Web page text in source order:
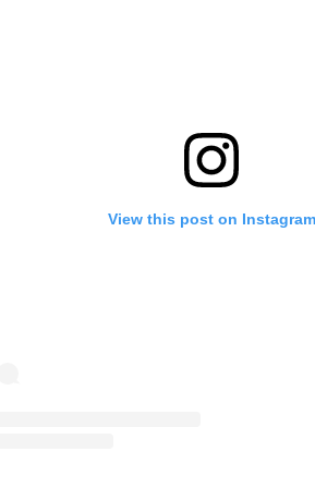
View this post on Instagram